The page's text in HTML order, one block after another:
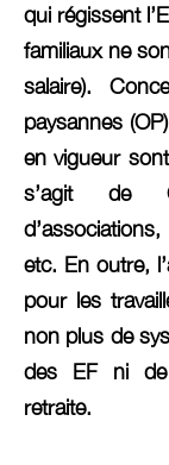
qui régissent
familiaux ne
salaire).
paysannes
en vigueur
s’agit de
etc. En outre,
pour les
non plus de
des EF ni de
retraite.